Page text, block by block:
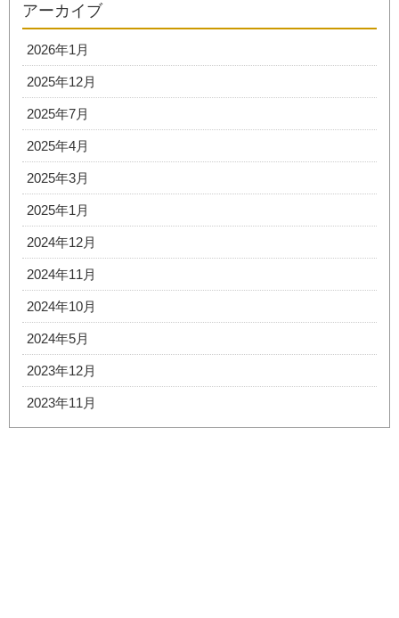
アーカイブ
2026年1月
2025年12月
2025年7月
2025年4月
2025年3月
2025年1月
2024年12月
2024年11月
2024年10月
2024年5月
2023年12月
2023年11月